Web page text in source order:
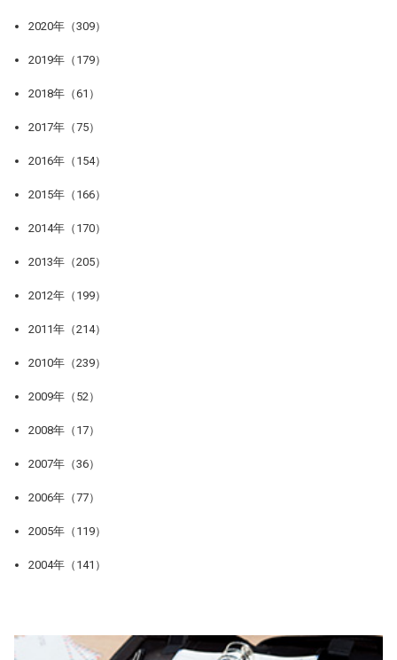
2020年（309）
2019年（179）
2018年（61）
2017年（75）
2016年（154）
2015年（166）
2014年（170）
2013年（205）
2012年（199）
2011年（214）
2010年（239）
2009年（52）
2008年（17）
2007年（36）
2006年（77）
2005年（119）
2004年（141）